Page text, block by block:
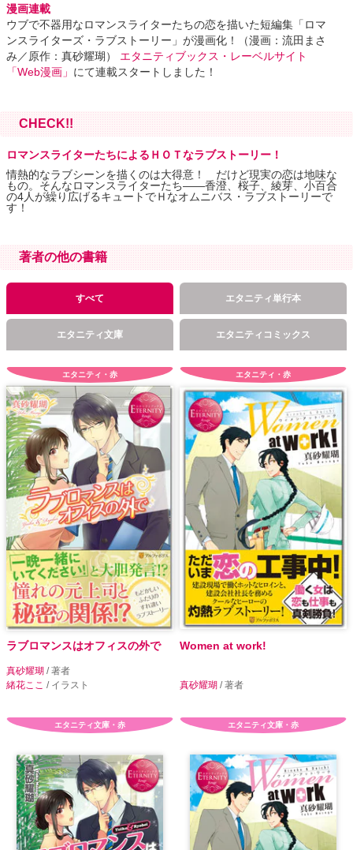
漫画連載
ウブで不器用なロマンスライターたちの恋を描いた短編集「ロマ
ンスライターズ・ラブストーリー」が漫画化！（漫画：流田まさ
み／原作：真砂耀瑚） エタニティブックス・レーベルサイト
「Web漫画」 にて連載スタートしました！
CHECK!!
ロマンスライターたちによるＨＯＴなラブストーリー！
情熱的なラブシーンを描くのは大得意！ だけど現実の恋は地味な
もの。そんなロマンスライターたち――香澄、桜子、綾芽、小百合
の4人が繰り広げるキュートでＨなオムニバス・ラブストーリーで
す！
著者の他の書籍
すべて エタニティ単行本
エタニティ文庫 エタニティコミックス
エタニティ・赤
ラブロマンスはオフィスの外で
真砂耀瑚 / 著者
緒花ここ / イラスト
エタニティ・赤
Women at work!
真砂耀瑚 / 著者
エタニティ文庫・赤 エタニティ文庫・赤